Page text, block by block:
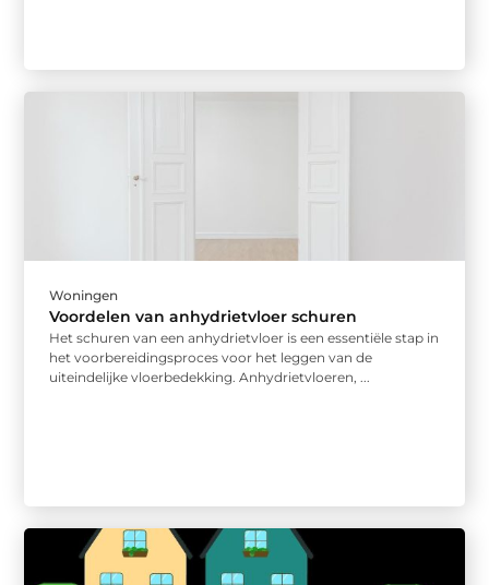
Woningen
Voordelen van anhydrietvloer schuren
Het schuren van een anhydrietvloer is een essentiële stap in
het voorbereidingsproces voor het leggen van de
uiteindelijke vloerbedekking. Anhydrietvloeren, ...